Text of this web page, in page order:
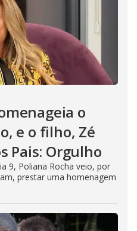
o
e o filho, Zé
Pais: Orgulho
9, Poliana Rocha veio, por
prestar uma homenagem